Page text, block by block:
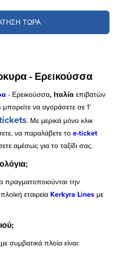
ΤΩΡΑ
- Ερεικούσσα
- Ερεικούσσα, Ιταλία επιβατών
μπορείτε να αγοράσετε σε 1'
. Με μερικά μόνο κλικ
να παραλάβετε το e-ticket
αμέσως για το ταξίδι σας.
πραγματοποιούνται την
εταιρεία Kerkyra Lines με
συμβατικά πλοία είναι: